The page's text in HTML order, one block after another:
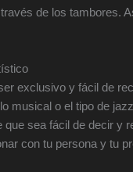
de los tambores.
exclusivo y fácil de
musical o el tipo de
que sea fácil de decir y
con tu persona y tu